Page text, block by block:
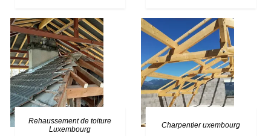
Rehaussement de toiture
Luxembourg
Charpentier uxembourg